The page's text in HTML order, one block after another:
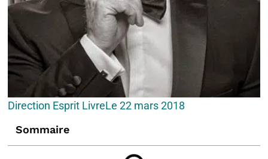
Direction Esprit LivreLe 22 mars 2018
Sommaire